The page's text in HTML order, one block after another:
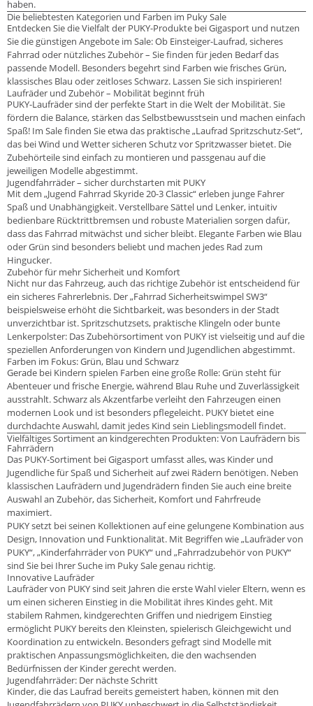
haben.
Die beliebtesten Kategorien und Farben im Puky Sale
Entdecken Sie die Vielfalt der PUKY-Produkte bei Gigasport und nutzen
Sie die günstigen Angebote im Sale: Ob Einsteiger-Laufrad, sicheres
Fahrrad oder nützliches Zubehör – Sie finden für jeden Bedarf das
passende Modell. Besonders begehrt sind Farben wie frisches Grün,
klassisches Blau oder zeitloses Schwarz. Lassen Sie sich inspirieren!
Laufräder und Zubehör – Mobilität beginnt früh
PUKY-Laufräder sind der perfekte Start in die Welt der Mobilität. Sie
fördern die Balance, stärken das Selbstbewusstsein und machen einfach
Spaß! Im Sale finden Sie etwa das praktische „Laufrad Spritzschutz-Set“,
das bei Wind und Wetter sicheren Schutz vor Spritzwasser bietet. Die
Zubehörteile sind einfach zu montieren und passgenau auf die
jeweiligen Modelle abgestimmt.
Jugendfahrräder – sicher durchstarten mit PUKY
Mit dem „Jugend Fahrrad Skyride 20-3 Classic“ erleben junge Fahrer
Spaß und Unabhängigkeit. Verstellbare Sättel und Lenker, intuitiv
bedienbare Rücktrittbremsen und robuste Materialien sorgen dafür,
dass das Fahrrad mitwächst und sicher bleibt. Elegante Farben wie Blau
oder Grün sind besonders beliebt und machen jedes Rad zum
Hingucker.
Zubehör für mehr Sicherheit und Komfort
Nicht nur das Fahrzeug, auch das richtige Zubehör ist entscheidend für
ein sicheres Fahrerlebnis. Der „Fahrrad Sicherheitswimpel SW3“
beispielsweise erhöht die Sichtbarkeit, was besonders in der Stadt
unverzichtbar ist. Spritzschutzsets, praktische Klingeln oder bunte
Lenkerpolster: Das Zubehörsortiment von PUKY ist vielseitig und auf die
speziellen Anforderungen von Kindern und Jugendlichen abgestimmt.
Farben im Fokus: Grün, Blau und Schwarz
Gerade bei Kindern spielen Farben eine große Rolle: Grün steht für
Abenteuer und frische Energie, während Blau Ruhe und Zuverlässigkeit
ausstrahlt. Schwarz als Akzentfarbe verleiht den Fahrzeugen einen
modernen Look und ist besonders pflegeleicht. PUKY bietet eine
durchdachte Auswahl, damit jedes Kind sein Lieblingsmodell findet.
Vielfältiges Sortiment an kindgerechten Produkten: Von Laufrädern bis
Fahrrädern
Das PUKY-Sortiment bei Gigasport umfasst alles, was Kinder und
Jugendliche für Spaß und Sicherheit auf zwei Rädern benötigen. Neben
klassischen Laufrädern und Jugendrädern finden Sie auch eine breite
Auswahl an Zubehör, das Sicherheit, Komfort und Fahrfreude
maximiert.
PUKY setzt bei seinen Kollektionen auf eine gelungene Kombination aus
Design, Innovation und Funktionalität. Mit Begriffen wie „Laufräder von
PUKY“, „Kinderfahrräder von PUKY“ und „Fahrradzubehör von PUKY“
sind Sie bei Ihrer Suche im Puky Sale genau richtig.
Innovative Laufräder
Laufräder von PUKY sind seit Jahren die erste Wahl vieler Eltern, wenn es
um einen sicheren Einstieg in die Mobilität ihres Kindes geht. Mit
stabilem Rahmen, kindgerechten Griffen und niedrigem Einstieg
ermöglicht PUKY bereits den Kleinsten, spielerisch Gleichgewicht und
Koordination zu entwickeln. Besonders gefragt sind Modelle mit
praktischen Anpassungsmöglichkeiten, die den wachsenden
Bedürfnissen der Kinder gerecht werden.
Jugendfahrräder: Der nächste Schritt
Kinder, die das Laufrad bereits gemeistert haben, können mit den